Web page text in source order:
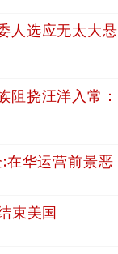
人选应无太大悬
阻挠汪洋入常：
在华运营前景恶
束美国